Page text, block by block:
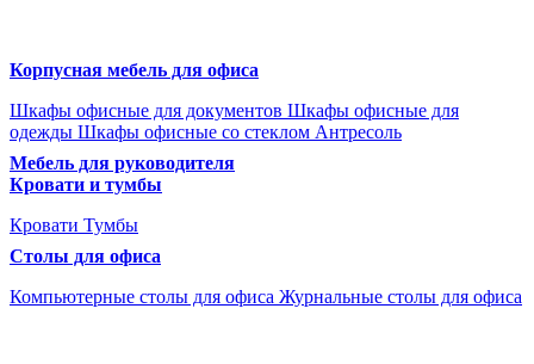
Корпусная мебель для офиса
Шкафы офисные для документов Шкафы офисные для
одежды Шкафы офисные со стеклом Антресоль
Мебель для руководителя
Кровати и тумбы
Кровати Тумбы
Столы для офиса
Компьютерные столы для офиса Журнальные столы для офиса